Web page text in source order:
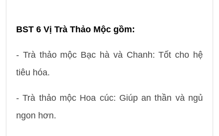
BST 6 Vị Trà Thảo Mộc gồm:
- Trà thảo mộc Bạc hà và Chanh: Tốt cho hệ
tiêu hóa.
- Trà thảo mộc Hoa cúc: Giúp an thần và ngủ
ngon hơn.